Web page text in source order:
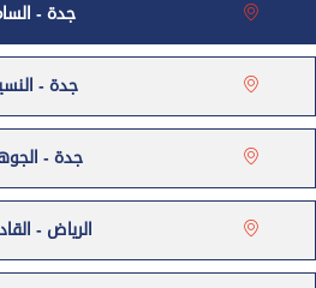
جدة -
جدة -
جدة -
الرياض -